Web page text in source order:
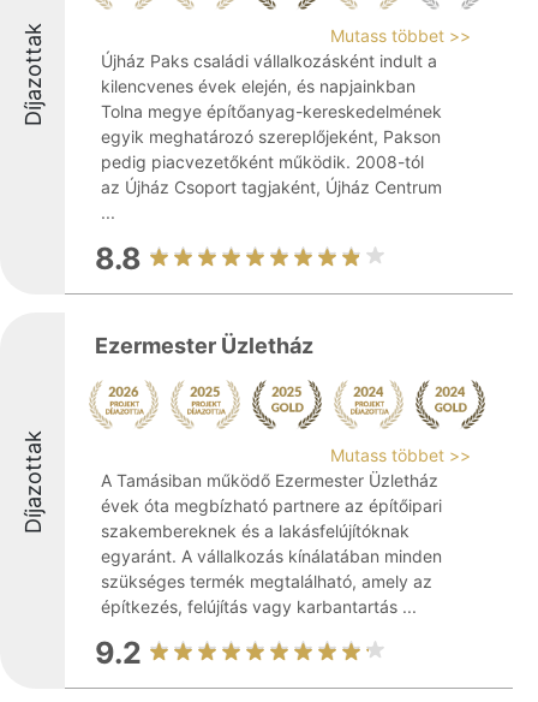
Díjazottak
Mutass többet >>
Újház Paks családi vállalkozásként indult a
kilencvenes évek elején, és napjainkban
Tolna megye építőanyag-kereskedelmének
egyik meghatározó szereplőjeként, Pakson
pedig piacvezetőként működik. 2008-tól
az Újház Csoport tagjaként, Újház Centrum
...
8.8
Díjazottak
Ezermester Üzletház
Mutass többet >>
A Tamásiban működő Ezermester Üzletház
évek óta megbízható partnere az építőipari
szakembereknek és a lakásfelújítóknak
egyaránt. A vállalkozás kínálatában minden
szükséges termék megtalálható, amely az
építkezés, felújítás vagy karbantartás ...
9.2